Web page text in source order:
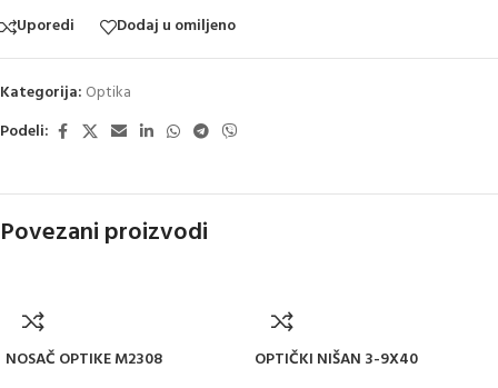
Uporedi Dodaj u omiljeno
Kategorija: Optika
Podeli:
Povezani proizvodi
NOSAČ OPTIKE M2308
OPTIČKI NIŠAN 3-9X40